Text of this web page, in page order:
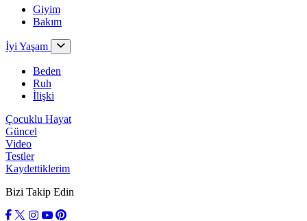
Giyim
Bakım
İyi Yaşam
Beden
Ruh
İlişki
Çocuklu Hayat
Güncel
Video
Testler
Kaydettiklerim
Bizi Takip Edin